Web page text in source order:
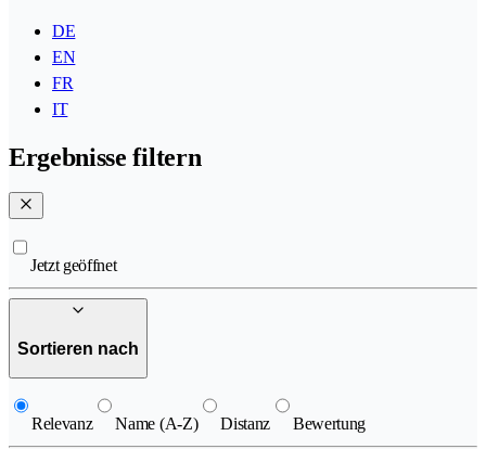
DE
EN
FR
IT
Ergebnisse filtern
Jetzt geöffnet
Sortieren nach
Relevanz Name (A-Z) Distanz Bewertung